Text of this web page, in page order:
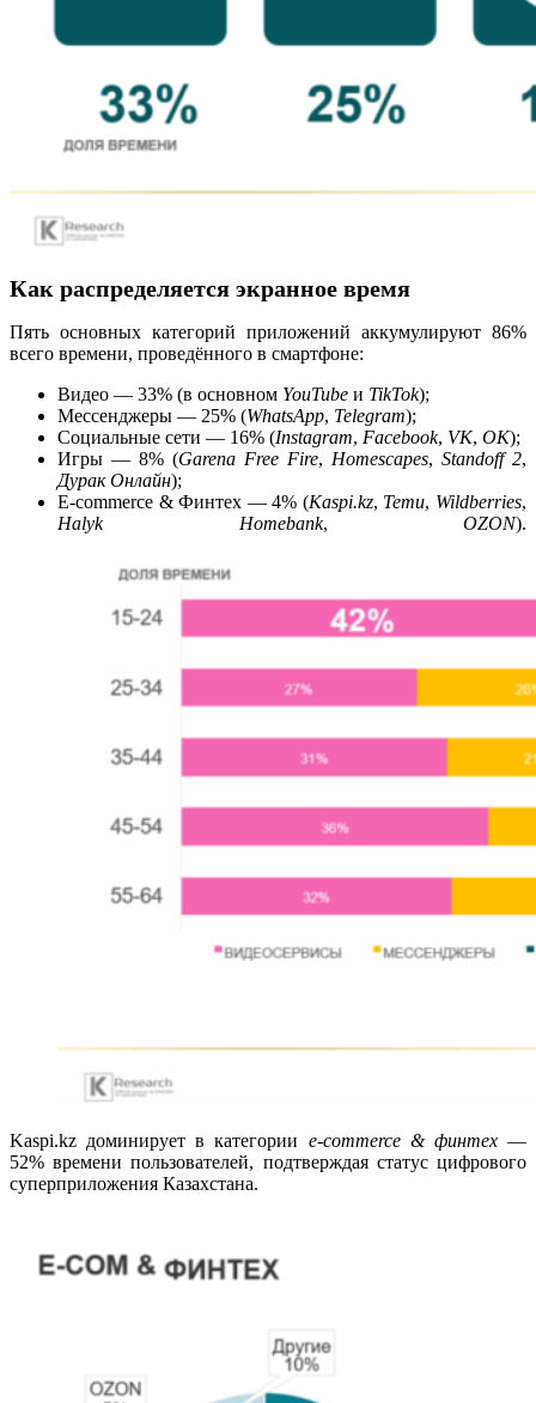
Как распределяется экранное время
Пять основных категорий приложений аккумулируют 86%
всего времени, проведённого в смартфоне:
Видео — 33% (в основном YouTube и TikTok);
Мессенджеры — 25% (WhatsApp, Telegram);
Социальные сети — 16% (Instagram, Facebook, VK, OK);
Игры — 8% (Garena Free Fire, Homescapes, Standoff 2,
Дурак Онлайн);
E-commerce & Финтех — 4% (Kaspi.kz, Temu, Wildberries,
Halyk Homebank, OZON).
Kaspi.kz доминирует в категории e-commerce & финтех—
52% времени пользователей, подтверждая статус цифрового
суперприложения Казахстана.